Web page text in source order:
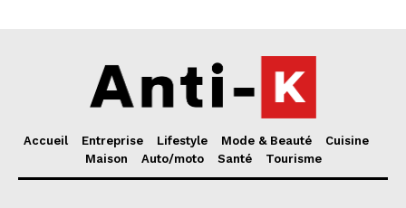
Accueil Entreprise Lifestyle Mode & Beauté
Cuisine
Maison
Auto/moto Santé Tourisme